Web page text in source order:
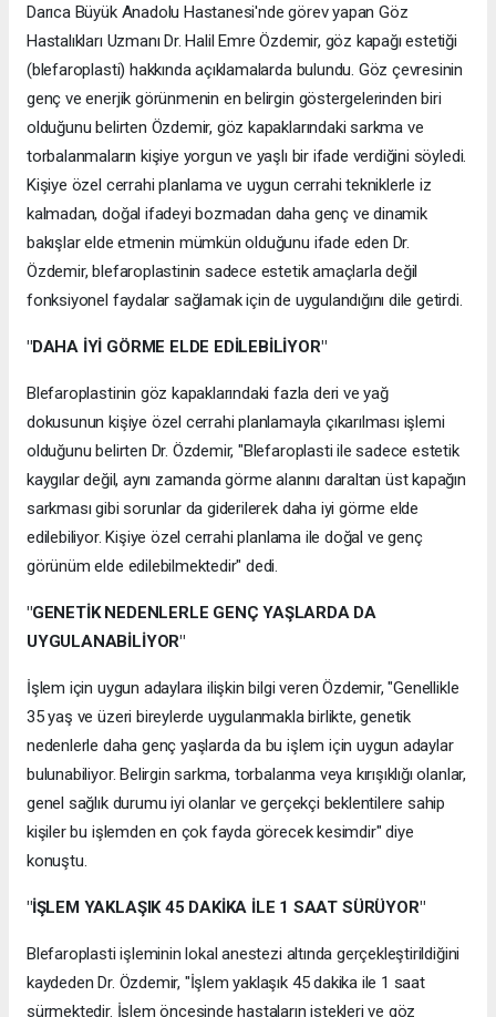
Darıca Büyük Anadolu Hastanesi'nde görev yapan Göz
Hastalıkları Uzmanı Dr. Halil Emre Özdemir, göz kapağı estetiği
(blefaroplasti) hakkında açıklamalarda bulundu. Göz çevresinin
genç ve enerjik görünmenin en belirgin göstergelerinden biri
olduğunu belirten Özdemir, göz kapaklarındaki sarkma ve
torbalanmaların kişiye yorgun ve yaşlı bir ifade verdiğini söyledi.
Kişiye özel cerrahi planlama ve uygun cerrahi tekniklerle iz
kalmadan, doğal ifadeyi bozmadan daha genç ve dinamik
bakışlar elde etmenin mümkün olduğunu ifade eden Dr.
Özdemir, blefaroplastinin sadece estetik amaçlarla değil
fonksiyonel faydalar sağlamak için de uygulandığını dile getirdi.
"DAHA İYİ GÖRME ELDE EDİLEBİLİYOR"
Blefaroplastinin göz kapaklarındaki fazla deri ve yağ
dokusunun kişiye özel cerrahi planlamayla çıkarılması işlemi
olduğunu belirten Dr. Özdemir, "Blefaroplasti ile sadece estetik
kaygılar değil, aynı zamanda görme alanını daraltan üst kapağın
sarkması gibi sorunlar da giderilerek daha iyi görme elde
edilebiliyor. Kişiye özel cerrahi planlama ile doğal ve genç
görünüm elde edilebilmektedir" dedi.
"GENETİK NEDENLERLE GENÇ YAŞLARDA DA
UYGULANABİLİYOR"
İşlem için uygun adaylara ilişkin bilgi veren Özdemir, "Genellikle
35 yaş ve üzeri bireylerde uygulanmakla birlikte, genetik
nedenlerle daha genç yaşlarda da bu işlem için uygun adaylar
bulunabiliyor. Belirgin sarkma, torbalanma veya kırışıklığı olanlar,
genel sağlık durumu iyi olanlar ve gerçekçi beklentilere sahip
kişiler bu işlemden en çok fayda görecek kesimdir" diye
konuştu.
"İŞLEM YAKLAŞIK 45 DAKİKA İLE 1 SAAT SÜRÜYOR"
Blefaroplasti işleminin lokal anestezi altında gerçekleştirildiğini
kaydeden Dr. Özdemir, "İşlem yaklaşık 45 dakika ile 1 saat
sürmektedir. İşlem öncesinde hastaların istekleri ve göz